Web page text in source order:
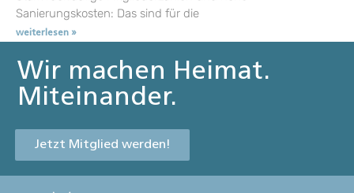
Sanierungskosten: Das sind für die
weiterlesen »
Wir machen Heimat.
Miteinander.
Jetzt Mitglied werden!